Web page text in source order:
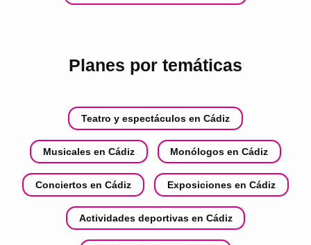
Planes por temáticas
Teatro y espectáculos en Cádiz
Musicales en Cádiz Monólogos en Cádiz
Conciertos en Cádiz Exposiciones en Cádiz
Actividades deportivas en Cádiz